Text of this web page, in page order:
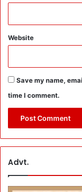
Website
Save my name,
time I comment.
Advt.